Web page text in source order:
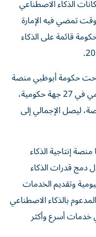
الذكاء الاصطناعي
تمضي فيه الإمارة
قائمة على الذكاء
حكومة أبوظبي منصة
«كوبايلوت» لـ26,000 موظف حكومي في 27 جهة حكومية،
للمنصة، ليصل الإجمالي إلى
إنتاجية الذكاء
دمج قدرات الذكاء
وتقديم الخدمات
بالذكاء الاصطناعي
أسرع وأكثر